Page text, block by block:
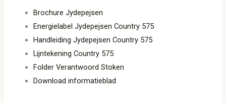
Brochure Jydepejsen
Energielabel Jydepejsen Country 575
Handleiding Jydepejsen Country 575
Lijntekening Country 575
Folder Verantwoord Stoken
Download informatieblad